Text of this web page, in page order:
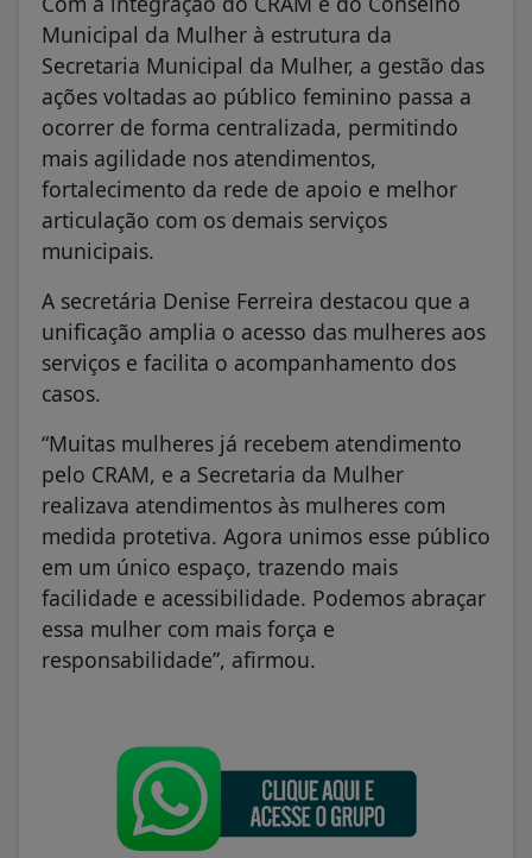
Municipal da Mulher à estrutura da
Secretaria Municipal da Mulher, a gestão das
ações voltadas ao público feminino passa a
ocorrer de forma centralizada, permitindo
mais agilidade nos atendimentos,
fortalecimento da rede de apoio e melhor
articulação com os demais serviços
municipais.
A secretária Denise Ferreira destacou que a
unificação amplia o acesso das mulheres aos
serviços e facilita o acompanhamento dos
casos.
“Muitas mulheres já recebem atendimento
pelo CRAM, e a Secretaria da Mulher
realizava atendimentos às mulheres com
medida protetiva. Agora unimos esse público
em um único espaço, trazendo mais
facilidade e acessibilidade. Podemos abraçar
essa mulher com mais força e
responsabilidade”, afirmou.